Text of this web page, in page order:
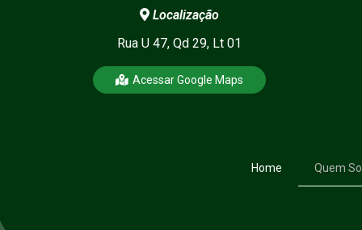
Localização
Rua U 47, Qd 29, Lt 01
Acessar Google Maps
Home Quem